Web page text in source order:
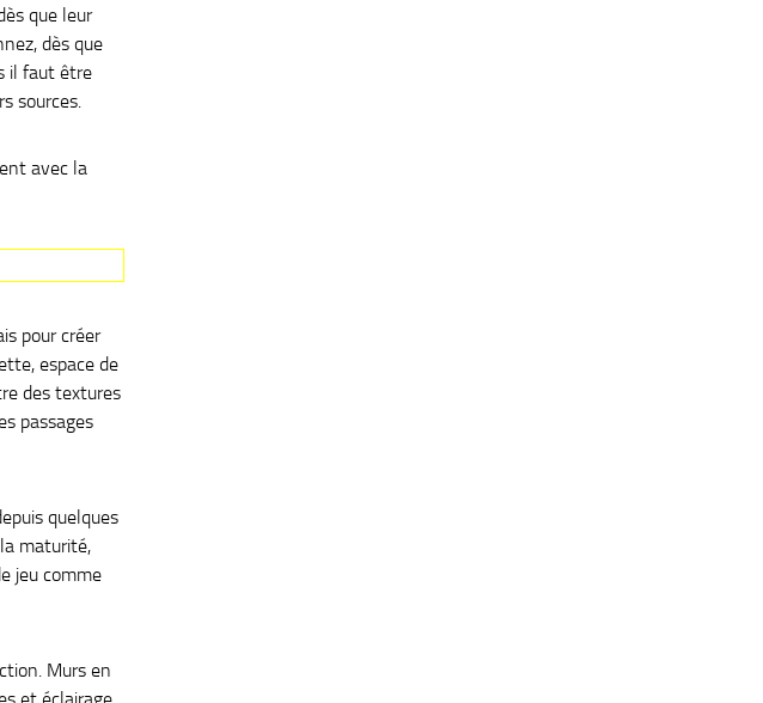
que leur
dès que
il faut être
sources.
avec la
pour créer
espace de
des textures
passages
quelques
maturité,
jeu comme
Murs en